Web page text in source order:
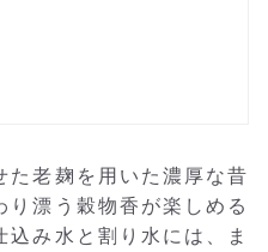
た老麹を用いた濃厚な昔
漂う穀物香が楽しめる
み水と割り水には、ま